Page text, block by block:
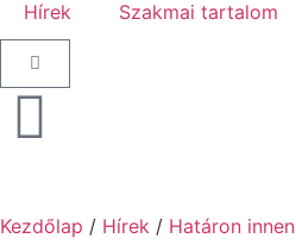
Hírek Szakmai tartalom
Kezdőlap / Hírek / Határon innen